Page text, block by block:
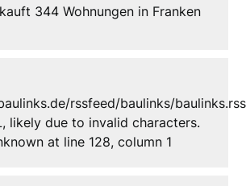
344 Wohnungen in Franken
rssfeed/baulinks/baulinks.rss
likely due to invalid characters.
at line 128, column 1